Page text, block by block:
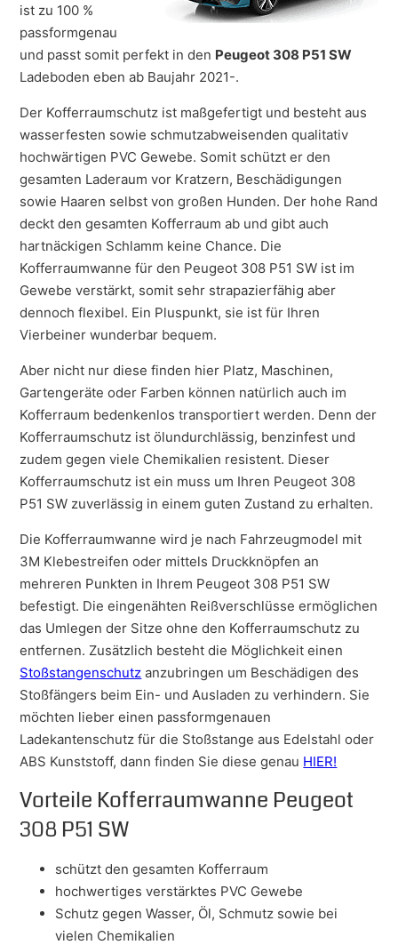
ist zu 100 %
passformgenau
und passt somit perfekt in den Peugeot 308 P51 SW
Ladeboden eben ab Baujahr 2021-.
Der Kofferraumschutz ist maßgefertigt und besteht aus
wasserfesten sowie schmutzabweisenden qualitativ
hochwärtigen PVC Gewebe. Somit schützt er den
gesamten Laderaum vor Kratzern, Beschädigungen
sowie Haaren selbst von großen Hunden. Der hohe Rand
deckt den gesamten Kofferraum ab und gibt auch
hartnäckigen Schlamm keine Chance. Die
Kofferraumwanne für den Peugeot 308 P51 SW ist im
Gewebe verstärkt, somit sehr strapazierfähig aber
dennoch flexibel. Ein Pluspunkt, sie ist für Ihren
Vierbeiner wunderbar bequem.
Aber nicht nur diese finden hier Platz, Maschinen,
Gartengeräte oder Farben können natürlich auch im
Kofferraum bedenkenlos transportiert werden. Denn der
Kofferraumschutz ist ölundurchlässig, benzinfest und
zudem gegen viele Chemikalien resistent. Dieser
Kofferraumschutz ist ein muss um Ihren Peugeot 308
P51 SW zuverlässig in einem guten Zustand zu erhalten.
Die Kofferraumwanne wird je nach Fahrzeugmodel mit
3M Klebestreifen oder mittels Druckknöpfen an
mehreren Punkten in Ihrem Peugeot 308 P51 SW
befestigt. Die eingenähten Reißverschlüsse ermöglichen
das Umlegen der Sitze ohne den Kofferraumschutz zu
entfernen. Zusätzlich besteht die Möglichkeit einen
Stoßstangenschutz anzubringen um Beschädigen des
Stoßfängers beim Ein- und Ausladen zu verhindern. Sie
möchten lieber einen passformgenauen
Ladekantenschutz für die Stoßstange aus Edelstahl oder
ABS Kunststoff, dann finden Sie diese genau HIER!
Vorteile Kofferraumwanne Peugeot
308 P51 SW
schützt den gesamten Kofferraum
hochwertiges verstärktes PVC Gewebe
Schutz gegen Wasser, Öl, Schmutz sowie bei
vielen Chemikalien